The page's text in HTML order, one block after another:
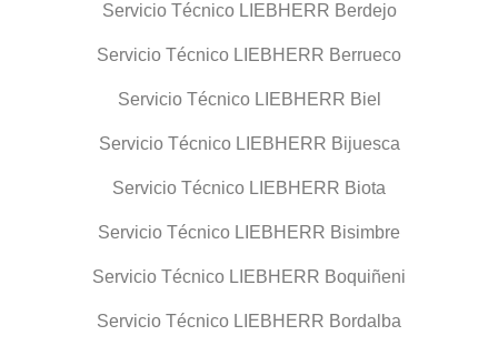
Servicio Técnico LIEBHERR Berdejo
Servicio Técnico LIEBHERR Berrueco
Servicio Técnico LIEBHERR Biel
Servicio Técnico LIEBHERR Bijuesca
Servicio Técnico LIEBHERR Biota
Servicio Técnico LIEBHERR Bisimbre
Servicio Técnico LIEBHERR Boquiñeni
Servicio Técnico LIEBHERR Bordalba